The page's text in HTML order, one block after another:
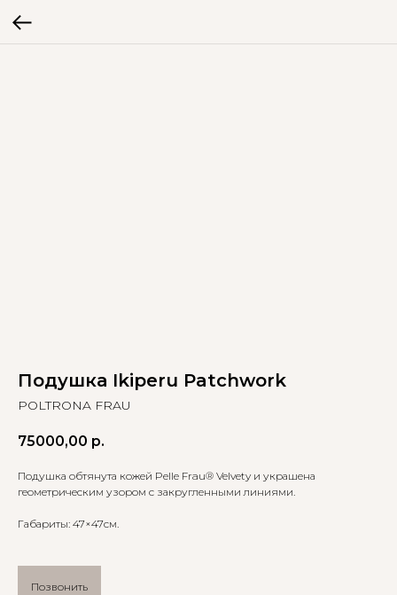
Подушка Ikiperu Patchwork
POLTRONA FRAU
75000,00 р.
Подушка обтянута кожей Pelle Frau® Velvety и украшена
геометрическим узором с закругленными линиями.
Габариты: 47×47см.
Позвонить